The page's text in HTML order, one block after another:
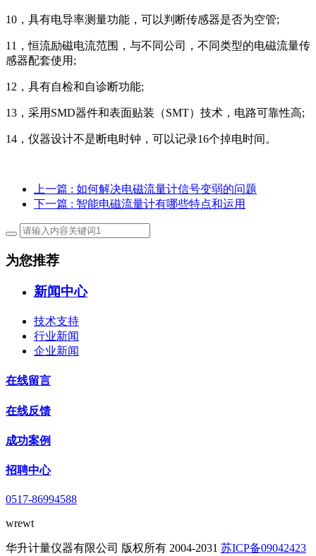
10，具有电导率测量功能，可以判断传感器是否为空管;
11，恒流励磁电流范围，与不同公司，不同类型的电磁流量传
感器配套使用;
12，具有自检和自诊断功能;
13，采用SMD器件和表面贴装（SMT）技术，电路可靠性高;
14，仪器设计不是断电时钟，可以记录16个掉电时间。
上一篇 : 如何解决电磁流量计信号变弱的问题
下一篇 : 智能电磁流量计有哪些特点和运用
为您推荐
新闻中心
技术支持
行业新闻
企业新闻
在线留言
在线反馈
成功案例
招聘中心
0517-86994588
wrewt
华升计量仪器有限公司 版权所有 2004-2031 苏ICP备09042423